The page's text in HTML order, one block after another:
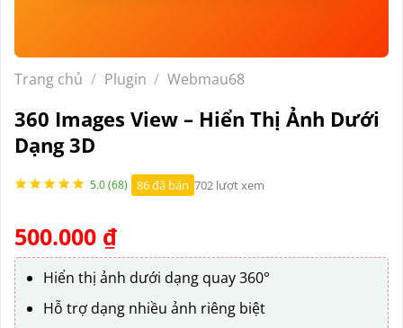
Trang chủ / Plugin / Webmau68
360 Images View – Hiển Thị Ảnh Dưới
Dạng 3D
5.0 (68) 86 đã bán 702 lượt xem
500.000 ₫
Hiển thị ảnh dưới dạng quay 360°
Hỗ trợ dạng nhiều ảnh riêng biệt